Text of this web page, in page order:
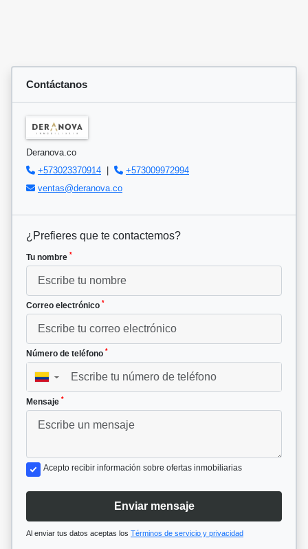
Contáctanos
Deranova.co
+573023370914 |
+573009972994
ventas@deranova.co
¿Prefieres que te contactemos?
Tu nombre *
Correo electrónico *
Número de teléfono *
▼
Mensaje *
Acepto recibir información sobre ofertas inmobiliarias
Enviar mensaje
Al enviar tus datos aceptas los Términos de servicio y privacidad